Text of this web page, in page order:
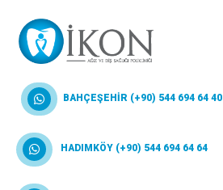
BAHÇEŞEHİR (+90) 544 694 64 40
HADIMKÖY (+90) 544 694 64 64